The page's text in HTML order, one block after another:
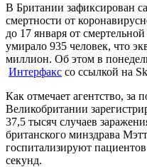
В Британии зафиксирован
смертности от
до 17 января от
умирало 935 человек, что
миллион. Об этом в
Интерфакс со ссылкой на
Как отмечает агентство, за
Великобритании
37,5 тысяч случаев
британского минздрава
госпитализируют
секунд.